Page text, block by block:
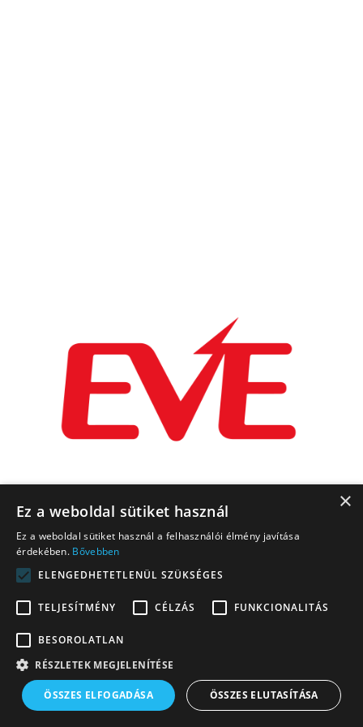
×
Ez a weboldal sütiket használ
Ez a weboldal sütiket használ a felhasználói élmény javítása
érdekében. Bővebben
ELENGEDHETETLENÜL SZÜKSÉGES
TELJESÍTMÉNY CÉLZÁS FUNKCIONALITÁS
BESOROLATLAN
RÉSZLETEK MEGJELENÍTÉSE
ÖSSZES ELFOGADÁSA ÖSSZES ELUTASÍTÁSA